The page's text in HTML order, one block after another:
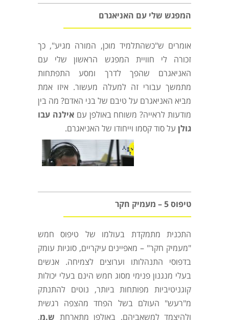
המפגש שלי עם האניאגרם
אומרים ש"כשהתלמיד מוכן, המורה מגיע", כך
זכורה לי חוויית המפגש הראשון שלי עם
האניאגרם שהפך לדרך ומסע התפתחות
מתמשך עבורי זה למעלה מעשור. איזו אמת
מביא האניאגרם על טיבם של בני האדם? מה בין
מודעות לראייה? משוחח באולפן עםאילנה עבו
גולן על סוד קסמו וייחודו של האניאגרם.
טיפוס 5 – מעמיק חקר
התכנית מתמקדת בעולמו של טיפוס חמש
"מעמיק חקר" – מאפיינים עיקריים, סוגיות עומק
בדפוסי התנהלותו וערוצים לצמיחה. אנשים
בעלי מנגנון פנימי מסוג חמש הינם בעלי יכולות
קוגניטיביות מפותחות ביותר, נוטים להתנתק
מ"רעש" העולם בשל הפחד מהצפה רגשית
ולהיצמד למשאביהם. באולפן מתארחת ש.מ,